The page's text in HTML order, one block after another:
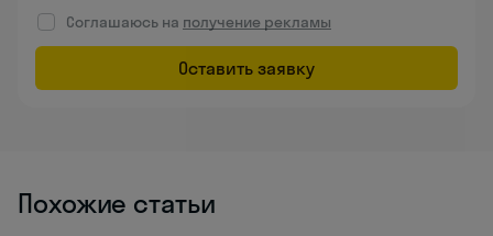
Соглашаюсь на получение рекламы
Оставить заявку
Похожие статьи